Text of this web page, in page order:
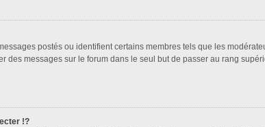
postés ou identifient certains membres tels que les
des messages sur le forum dans le seul but de passer au rang
!?